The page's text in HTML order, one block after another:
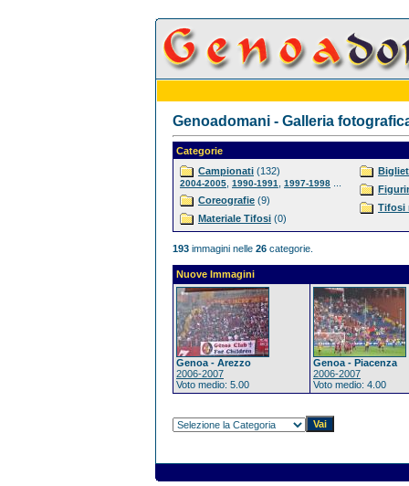
Genoadomani - Galleria
Categorie
Campionati (132)
2004-2005 1990-1991 1997-1998
Coreografie (9)
Materiale Tifosi (0)
Tifosi
193 immagini nelle 26 categorie.
Nuove Immagini
Genoa - Arezzo
2006-2007
Voto medio: 5.00
Genoa - Piacenza
2006-2007
Voto medio: 4.00